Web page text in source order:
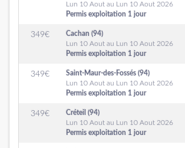
Lun 10 Aout au Lun 10 Aout 2026
Permis exploitation 1 jour
349€
Cachan (94)
Lun 10 Aout au Lun 10 Aout 2026
Permis exploitation 1 jour
349€
Saint-Maur-des-Fossés (94)
Lun 10 Aout au Lun 10 Aout 2026
Permis exploitation 1 jour
349€
Créteil (94)
Lun 10 Aout au Lun 10 Aout 2026
Permis exploitation 1 jour